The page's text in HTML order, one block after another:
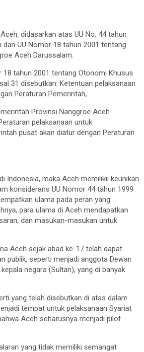
didasarkan atas UU No. 44 tahun
UU Nomor 18 tahun 2001 tentang
Aceh Darussalam.
18 tahun 2001 tentang Otonomi Khusus
31 disebutkan: Ketentuan pelaksanaan
Peraturan Pemerintah,
Provinsi Nanggroe Aceh
pelaksanaan untuk
pusat akan diatur dengan Peraturan
Indonesia, maka Aceh memilikii keunikan
konsiderans UU Nomor 44 tahun 1999
ulama pada peran yang
para ulama di Aceh mendapatkan
dan masukan-masukan untuk
Aceh sejak abad ke-17 telah dapat
publik, seperti menjadi anggota Dewan
negara (Sultan), yang di banyak
yang telah disebutkan di atas dalam
tempat untuk pelaksanaan Syariat
Aceh seharusnya menjadi pilot
yang tidak memiliki semangat